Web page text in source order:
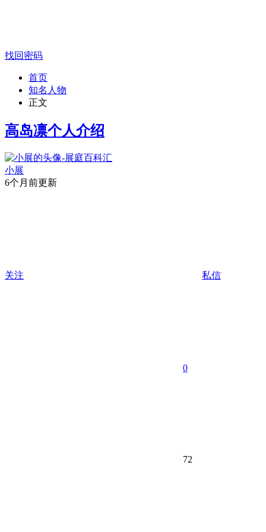
找回密码
首页
知名人物
正文
高岛凛个人介绍
小展
6个月前更新
关注 私信
0
72